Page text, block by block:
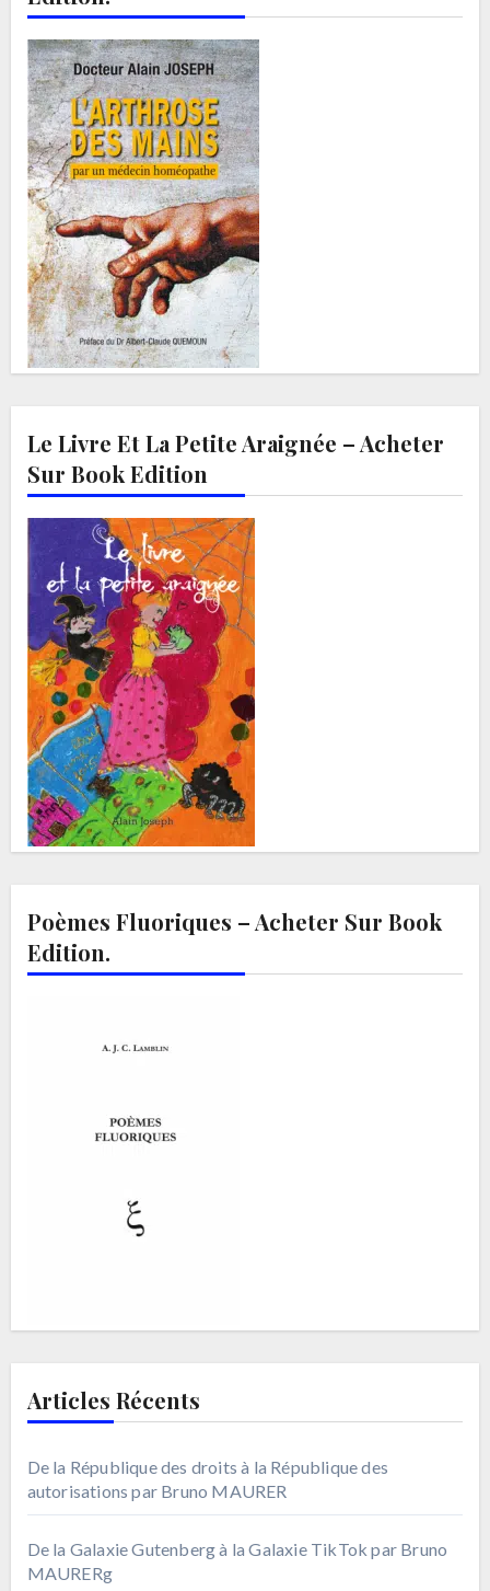
Le Livre Et La Petite Araignée – Acheter
Sur Book Edition
Poèmes Fluoriques – Acheter Sur Book
Edition.
Articles Récents
De la République des droits à la République des
autorisations par Bruno MAURER
De la Galaxie Gutenberg à la Galaxie TikTok par Bruno
MAURERg